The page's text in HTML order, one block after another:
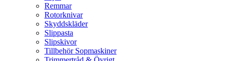
Remmar
Rotorknivar
Skyddskläder
Slippasta
Slipskivor
Tillbehör Sopmaskiner